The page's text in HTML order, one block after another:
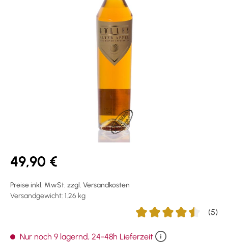
49,90 €
Preise inkl. MwSt. zzgl. Versandkosten
Versandgewicht: 1.26 kg
(5)
Nur noch 9 lagernd, 24-48h Lieferzeit